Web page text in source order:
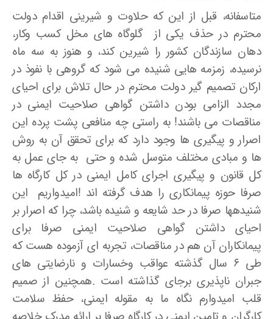
متاسفانه، قبل از این که حلاوت و شیرینی اقدام دولت
محترم در حذف یکی از گلوگاه های مخل کسب وکار،
دهان سازندگان کشور را شیرین کند، و هنوز به سه ماه
نرسیده، زمزمه هایی شنیده می­ شود که گروهی با نفوذ در
ارکان تصمیم گیر دولت محترم در حال تلاش برای احیای
مجدد الزامی بودن داشتن گواهی صلاحیت ایمنی در
مناقصات می باشند! به راستی چه منافعی پشت پرده این
اصرار و پیگیری ها وجود دارد که برای تحقق آن به روش
ها و مبادی مختلف متوسل شده و حتی به جای عمل به
کل قانون و پیگیری اجرای کامل ایمنی در کل کارگاه ها
صرفا حوزه پیمانکاری را هدف گرفته ­اند !امیدواریم این
شنیده­ها صرفا در حد شایعه و شنیده باشد، چرا که اصرار بر
احیای داشتن گواهی صلاحیت ایمنی صرفا برای
پیمانکاران آن هم در مناقصات، تجربه ای آزموده هست که
طی ۶ سال گذشته عواقب وخسارات و نارضایتی های
جبران ناپذیری برجای گذاشته است .همچنین از صمیم
قلب امیدوارم نگاه ما به مقوله ایمنی، حفظ سلامت